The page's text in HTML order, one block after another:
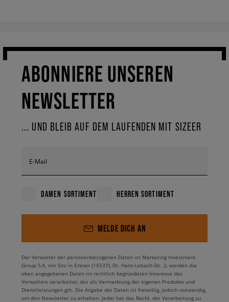
ABONNIERE UNSEREN
NEWSLETTER
... UND BLEIB AUF DEM LAUFENDEN MIT SIZEER
E-Mail
DAMEN SORTIMENT HERREN SORTIMENT
MELDE DICH AN
Der Verwalter der personenbezogenen Daten ist Marketing Investment
Group S.A. mit Sitz in Erkner (15537), Dr. Hans-Lebach-Str. 2, werden die
oben angegebenen Daten im rechtlich begründeten Interesse des
Verwalters verarbeitet, das als Vermarktung der eigenen Produkte und
Dienstleistungen gilt. Die Angabe der Daten ist freiwillig, jedoch notwendig,
um den Newsletter zu erhalten. Jeder hat das Recht, der Verarbeitung zu